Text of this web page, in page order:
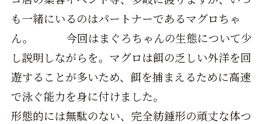
も一緒にいるのはパートナーであるマグロちゃ
ん。 今回はまぐろちゃんの生態について少
し説明しながらを。マグロは餌の乏しい外洋を回
遊することが多いため、餌を捕まえるために高速
で泳ぐ能力を身に付けました。
形態的には無駄のない、完全紡錘形の頑丈な体つ